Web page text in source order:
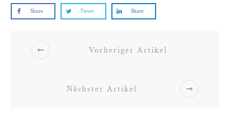
Share Tweet Share
Vorheriger Artikel
Nächster Artikel